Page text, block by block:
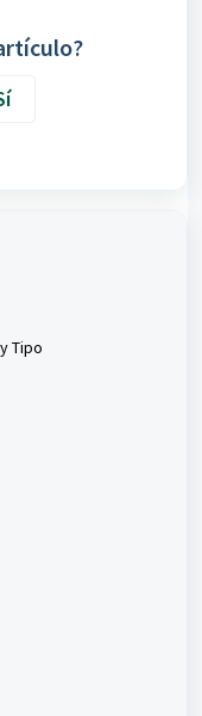
Tipo